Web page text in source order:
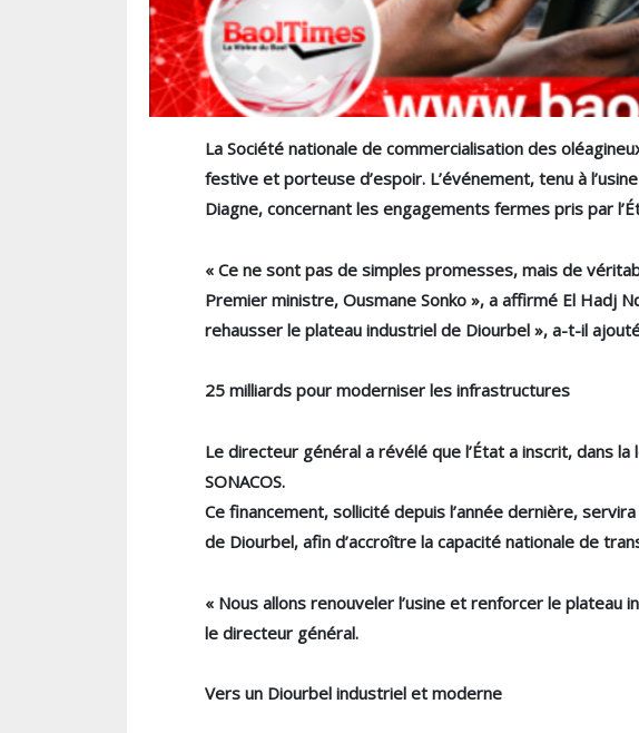
La Société nationale de commercialisation des
festive et porteuse d’espoir. L’événement, tenu à
Diagne, concernant les engagements fermes pris par
« Ce ne sont pas de simples promesses, mais de
Premier ministre, Ousmane Sonko », a affirmé El Hadj
rehausser le plateau industriel de Diourbel », a-t-il
25 milliards pour moderniser les infrastructures
Le directeur général a révélé que l’État a inscrit, dans
SONACOS.
Ce financement, sollicité depuis l’année dernière,
de Diourbel, afin d’accroître la capacité nationale de
« Nous allons renouveler l’usine et renforcer le
le directeur général.
Vers un Diourbel industriel et moderne